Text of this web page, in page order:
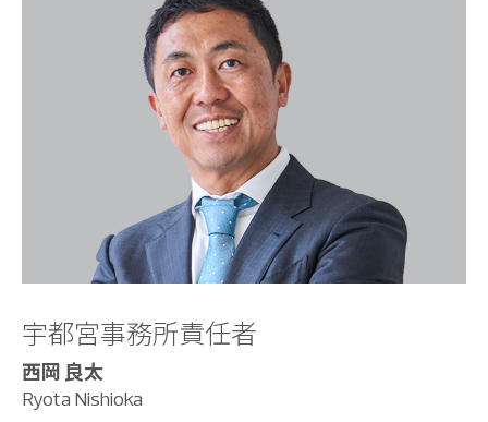
宇都宮事務所責任者
西岡 良太
Ryota Nishioka